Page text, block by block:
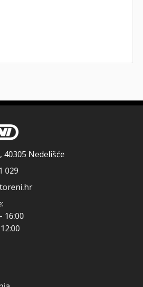
40305 Nedelišće
029
16:00